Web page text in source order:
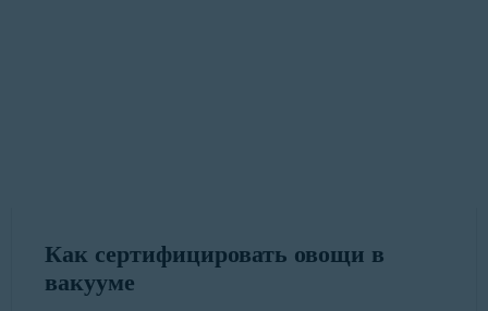
Как сертифицировать овощи в
вакууме